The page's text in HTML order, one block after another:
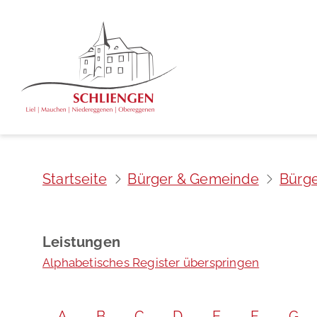
Startseite Bürger & Gemeinde
Leistungen
Alphabetisches Register überspringen